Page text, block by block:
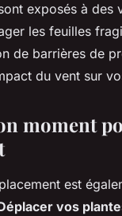
exposés à des
les feuilles
de barrières de
du vent sur
moment
est
vos